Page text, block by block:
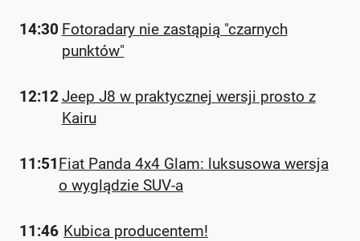
14:30 Fotoradary nie zastąpią "czarnych
punktów"
12:12Jeep J8 w praktycznej wersji prosto z
Kairu
11:51Fiat Panda 4x4 Glam: luksusowa wersja
o wyglądzie SUV-a
11:46 Kubica producentem!